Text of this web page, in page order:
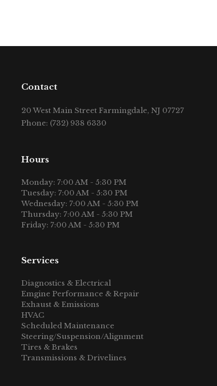
Contact
20 West Main Street Farmingdale, NJ 07727
Phone: (732) 938 6330
Hours
Monday: 7:00 AM - 5:30 PM
Tuesday: 7:00 AM - 5:30 PM
Wednesday: 7:00 AM - 5:30 PM
Thursday: 7:00 AM - 5:30 PM
Friday: 7:00 AM - 5:30 PM
Services
Diagnostics & Electrical
Emgine Performance & Repair
Exhaust & Emissions
HVAC
Scheduled Maintenance
Steering/Suspension/Alignment
Tires & Brakes
Transmissions & Drivelines